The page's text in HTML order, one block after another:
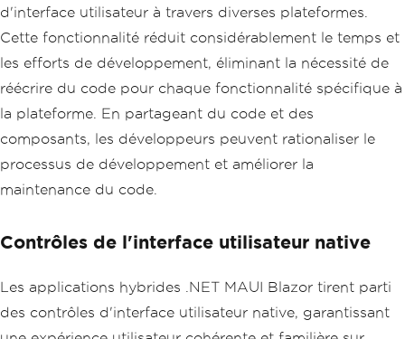
d'interface utilisateur à travers diverses plateformes.
Cette fonctionnalité réduit considérablement le temps et
les efforts de développement, éliminant la nécessité de
réécrire du code pour chaque fonctionnalité spécifique à
la plateforme. En partageant du code et des
composants, les développeurs peuvent rationaliser le
processus de développement et améliorer la
maintenance du code.
Contrôles de l'interface utilisateur native
Les applications hybrides .NET MAUI Blazor tirent parti
des contrôles d'interface utilisateur native, garantissant